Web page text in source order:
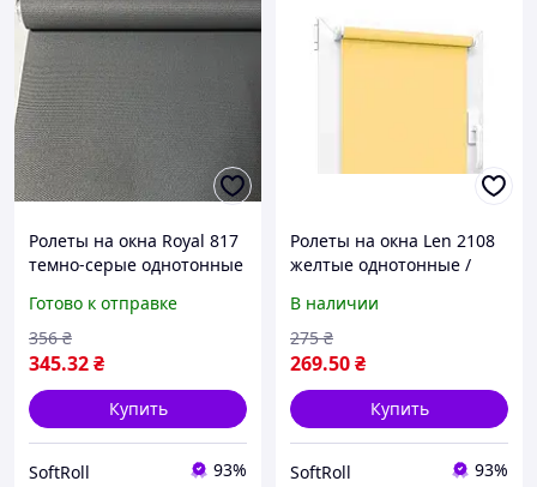
Ролеты на окна Royal 817
темно-серые однотонные
32,5х160 см
Готово к отправке
345.32₴
356 ₴
Купить
SoftRoll 93%
Ролеты на окна Len 2108
желтые однотонные /
32,5х160 см
В наличии
269.50₴
275 ₴
Купить
SoftRoll 93%